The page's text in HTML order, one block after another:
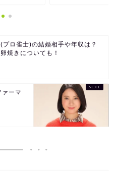
プロ雀士)の結婚相手や年収は？
焼きについても！
ーマ